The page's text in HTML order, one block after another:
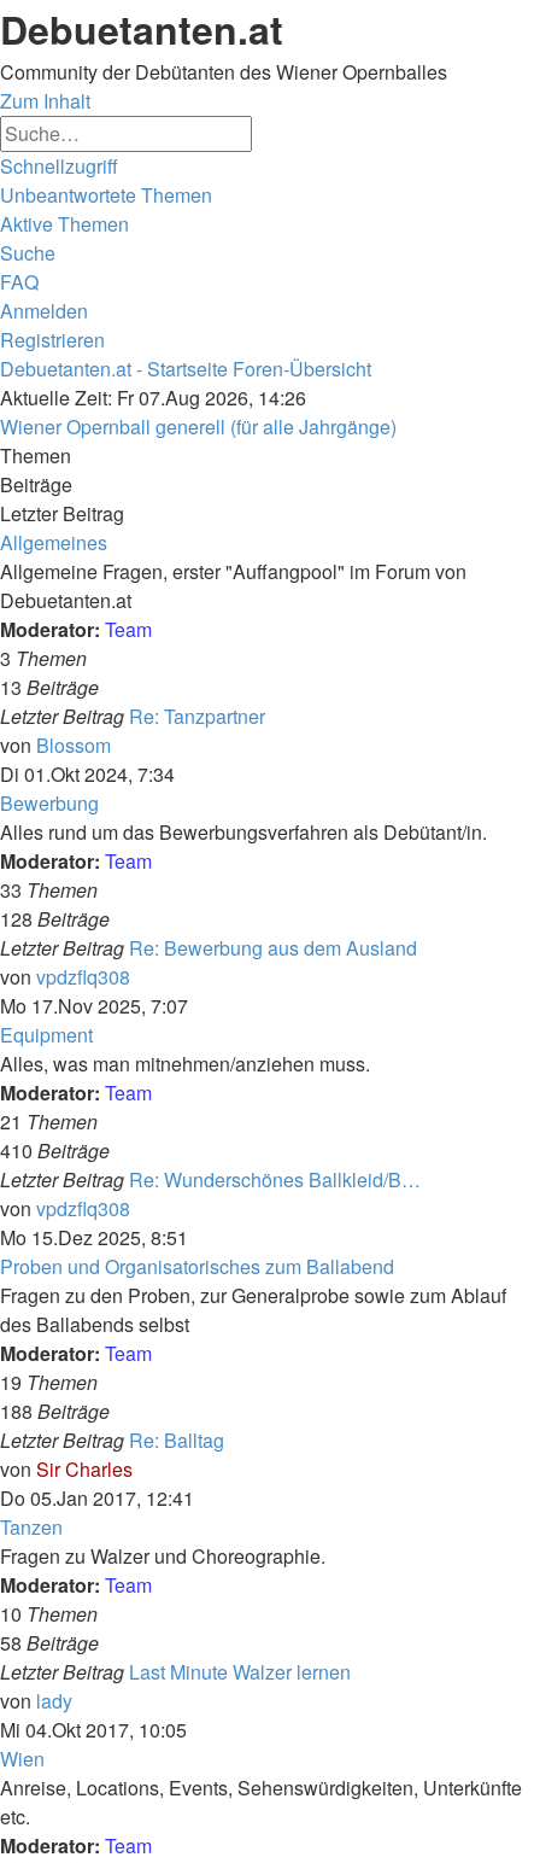
Debuetanten.at
Community der Debütanten des Wiener Opernballes
Zum Inhalt
Schnellzugriff
Unbeantwortete Themen
Aktive Themen
Suche
FAQ
Anmelden
Registrieren
Debuetanten.at - Startseite Foren-Übersicht
Suche
Aktuelle Zeit: Fr 07.Aug 2026, 14:26
Wiener Opernball generell (für alle Jahrgänge)
Themen
Beiträge
Letzter Beitrag
Allgemeines
Allgemeine Fragen, erster "Auffangpool" im Forum von
Debuetanten.at
Moderator: Team
3 Themen
13 Beiträge
Letzter Beitrag Re: Tanzpartner
von BlossomNeuester
Beitrag
Di 01.Okt 2024, 7:34
Bewerbung
Alles rund um das Bewerbungsverfahren als Debütant/in.
Moderator: Team
33 Themen
128 Beiträge
Letzter Beitrag Re: Bewerbung aus dem Ausland
von vpdzflq308
Beitrag
Mo 17.Nov 2025, 7:07
Equipment
Alles, was man mitnehmen/anziehen muss.
Moderator: Team
21 Themen
410 Beiträge
Letzter Beitrag Re: Wunderschönes Ballkleid/B…
von vpdzflq308
Beitrag
Mo 15.Dez 2025, 8:51
Proben und Organisatorisches zum Ballabend
Fragen zu den Proben, zur Generalprobe sowie zum Ablauf
des Ballabends selbst
Moderator: Team
19 Themen
188 Beiträge
Letzter Beitrag Re: Balltag
von Sir CharlesNeuester
Beitrag
Do 05.Jan 2017, 12:41
Tanzen
Fragen zu Walzer und Choreographie.
Moderator: Team
10 Themen
58 Beiträge
Letzter Beitrag Last Minute Walzer lernen
von ladyNeuester
Beitrag
Mi 04.Okt 2017, 10:05
Wien
Anreise, Locations, Events, Sehenswürdigkeiten, Unterkünfte
etc.
Moderator: Team